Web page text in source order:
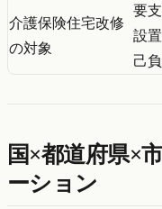
介護保険住宅改修
の対象
要
設
己
国×都道府県×
ーション